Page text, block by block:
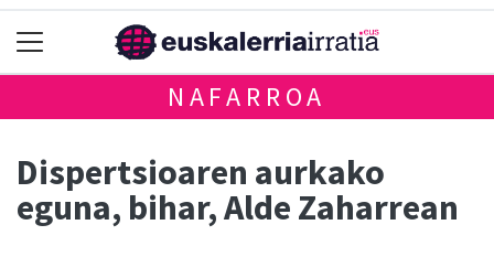
NAFARROA
Dispertsioaren aurkako
eguna, bihar, Alde Zaharrean